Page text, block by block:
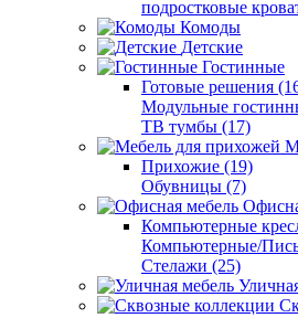
подростковые
Комоды
Детские
Гостинные
Готовые решения
Модульные
ТВ тумбы (17)
Прихожие (19)
Обувницы (7)
Компьютерные
Компьютерные/
Стелажи (25)